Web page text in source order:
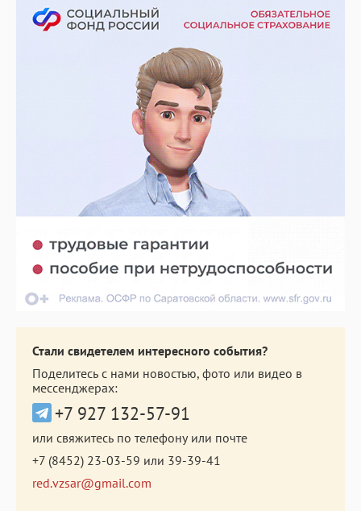
Стали свидетелем интересного события?
Поделитесь с нами новостью, фото или видео в
мессенджерах:
+7 927 132-57-91
или свяжитесь по телефону или почте
+7 (8452) 23-03-59 или 39-39-41
red.vzsar@gmail.com